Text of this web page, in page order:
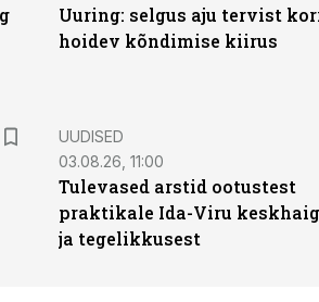
Uuring: selgus aju tervist
hoidev kõndimise kiirus
UUDISED
03.08.26, 11:00
Tulevased arstid ootustest
praktikale Ida-Viru
ja tegelikkusest